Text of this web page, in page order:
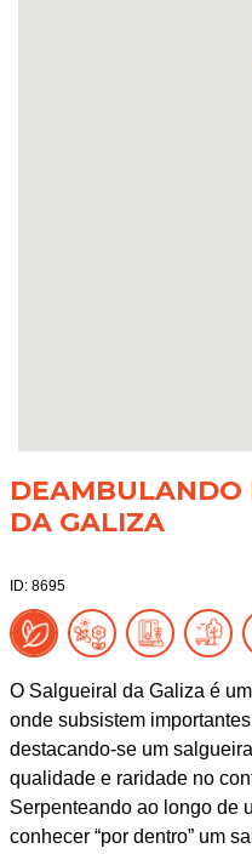
DEAMBULANDO
DA GALIZA
ID: 8695
O Salgueiral da Galiza é
onde subsistem
destacando-se um
qualidade e raridade no
Serpenteando ao longo de
conhecer “por dentro” um